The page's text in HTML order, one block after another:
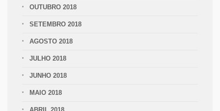
OUTUBRO 2018
SETEMBRO 2018
AGOSTO 2018
JULHO 2018
JUNHO 2018
MAIO 2018